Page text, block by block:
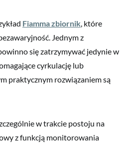
Fiamma zbiornik , które
Jednym z
się zatrzymywać jedynie w
cyrkulację lub
praktycznym rozwiązaniem są
w trakcie postoju na
z funkcją monitorowania